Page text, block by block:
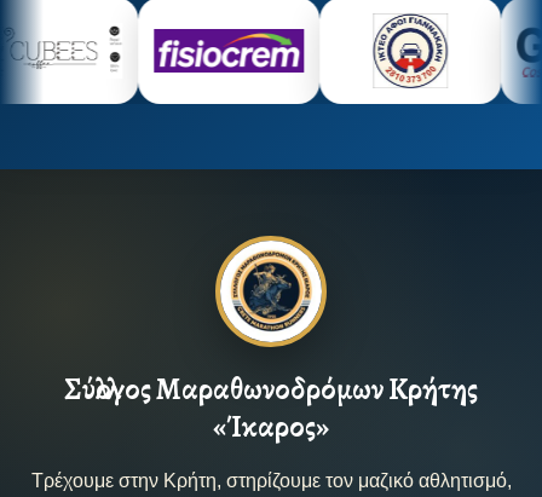
Σύλλογος Μαραθωνοδρόμων Κρήτης
«Ίκαρος»
Τρέχουμε στην Κρήτη, στηρίζουμε τον μαζικό αθλητισμό,